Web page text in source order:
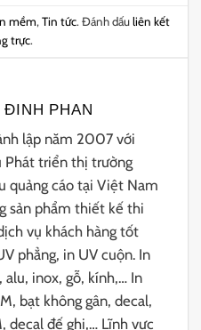
mềm, Tin tức. Đánh dấuliên kết
trực.
ĐINH PHAN
lập năm 2007 với
Phát triển thị trường
quảng cáo tại Việt Nam
sản phẩm thiết kế thi
vụ khách hàng tốt
phẳng, in UV cuộn. In
alu, inox, gỗ, kính,… In
bạt không gân, decal,
decal đế ghi,… Lĩnh vực